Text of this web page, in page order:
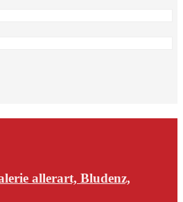
allerart, Bludenz,